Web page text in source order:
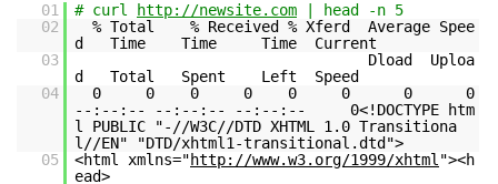
01 # curl http://newsite.com | head -n 5
02
% Total % Received % Xferd Average Spee
d Time Time Time Current
03
Dload Uploa
d Total Spent Left Speed
04
0 0 0 0 0 0 0 0
--:--:-- --:--:-- --:--:-- 0<!DOCTYPE htm
l PUBLIC "-//W3C//DTD XHTML 1.0 Transitiona
l//EN" "DTD/xhtml1-transitional.dtd">
05
<html xmlns="http://www.w3.org/1999/xhtml "><h
ead>